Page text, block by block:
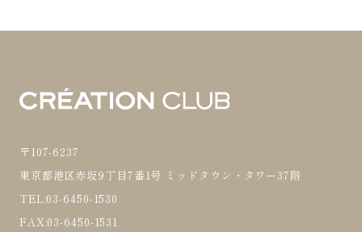
〒107-6237
東京都港区赤坂9丁目7番1号 ミッドタウン・タワー37階
TEL:03-6450-1530
FAX:03-6450-1531